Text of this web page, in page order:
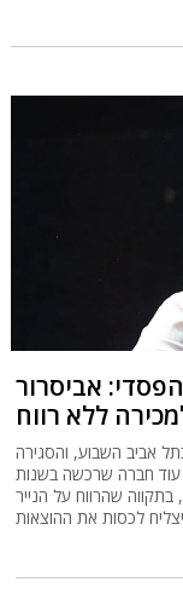
אביסרור
ללא רווח
אביב השבוע, והסגירה
חברה שרכשה בשנות
שהרווח על הנייר
יצליח לכסות את ההוצאות